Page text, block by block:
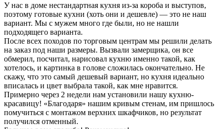
У нас в доме нестандартная кухня из-за короба и выступов,
поэтому готовые кухни (хоть они и дешевле) — это не наш
вариант. Мы с мужем много где были, но не нашли
подходящего варианта.
После всех походов по торговым центрам мы решили делать
на заказ под наши размеры. Вызвали замерщика, он все
обмерил, посчитал, нарисовал кухню именно такой, как
хотелось, и картинка в голове сложилась окончательно. Не
скажу, что это самый дешевый вариант, но кухня идеально
вписалась и цвет выбрала такой, как мне нравится.
Примерно через 2 недели нам установили нашу кухню-
красавицу! «Благодаря» нашим кривым стенам, им пришлось
помучиться с монтажом верхних шкафчиков, но результат
получился отменный.